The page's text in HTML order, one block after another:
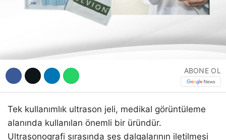
Youtube
ABONE OL
Tek kullanımlık ultrason jeli, medikal görüntüleme
alanında kullanılan önemli bir üründür.
Ultrasonografi sırasında ses dalgalarının iletilmesi